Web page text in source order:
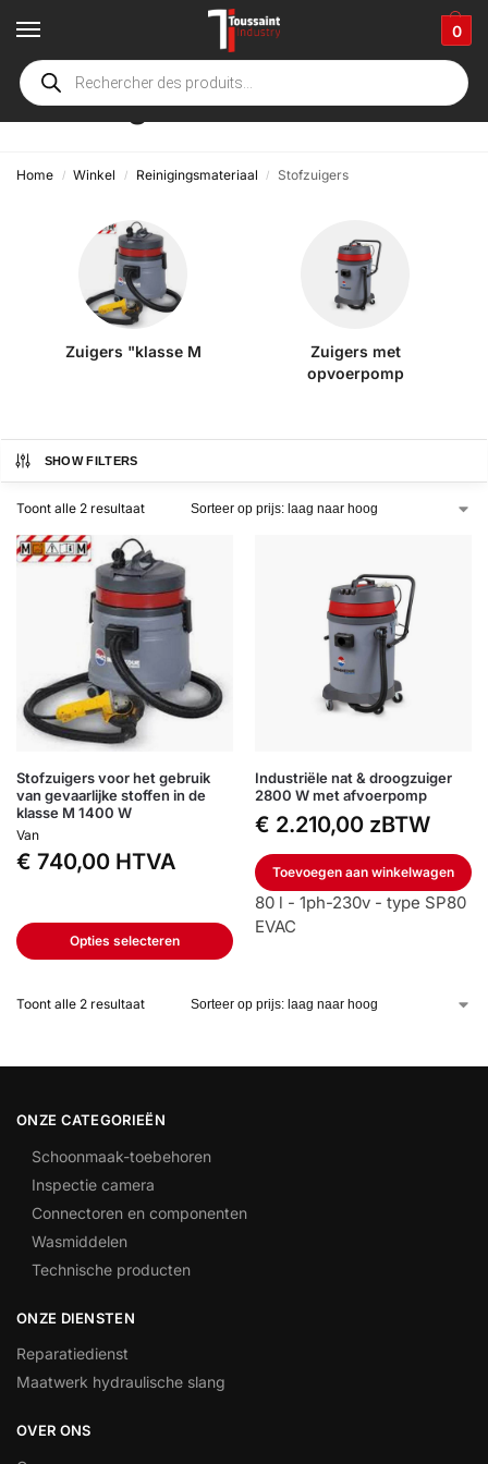
0
Stofzuigers
Home / Winkel / Reinigingsmateriaal / Stofzuigers
Zuigers "klasse M
Zuigers met
opvoerpomp
SHOW FILTERS
Toont alle 2 resultaat
Stofzuigers voor het gebruik
van gevaarlijke stoffen in de
klasse M 1400 W
Van
€ 740,00 HTVA
Opties selecteren
Industriële nat & droogzuiger
2800 W met afvoerpomp
€ 2.210,00 zBTW
Toevoegen aan winkelwagen
80 l - 1ph-230v - type SP80
EVAC
Toont alle 2 resultaat
ONZE CATEGORIEËN
Schoonmaak-toebehoren
Inspectie camera
Connectoren en componenten
Wasmiddelen
Technische producten
ONZE DIENSTEN
Reparatiedienst
Maatwerk hydraulische slang
OVER ONS